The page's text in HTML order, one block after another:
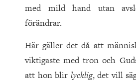
med mild hand utan
förändrar.
Här gäller det då att
viktigaste med tron och
att hon blir lycklig, det vill